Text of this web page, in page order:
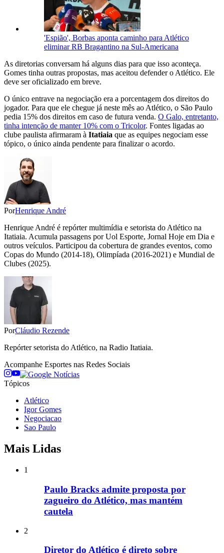
'Espião', Borbas aponta caminho para Atlético
eliminar RB Bragantino na Sul-Americana
As diretorias conversam há alguns dias para que isso aconteça.
Gomes tinha outras propostas, mas aceitou defender o Atlético. Ele
deve ser oficializado em breve.
O único entrave na negociação era a porcentagem dos direitos do
jogador. Para que ele chegue já neste mês ao Atlético, o São Paulo
pedia 15% dos direitos em caso de futura venda. O Galo, entretanto,
tinha intenção de manter 10% com o Tricolor. Fontes ligadas ao
clube paulista afirmaram à Itatiaia que as equipes negociam esse
tópico, o único ainda pendente para finalizar o acordo.
PorHenrique André
Henrique André é repórter multimídia e setorista do Atlético na
Itatiaia. Acumula passagens por Uol Esporte, Jornal Hoje em Dia e
outros veículos. Participou da cobertura de grandes eventos, como
Copas do Mundo (2014-18), Olimpíada (2016-2021) e Mundial de
Clubes (2025).
PorCláudio Rezende
Repórter setorista do Atlético, na Radio Itatiaia.
Acompanhe Esportes nas Redes Sociais
Tópicos
Atlético
Igor Gomes
Negociacao
Sao Paulo
Mais Lidas
1
Paulo Bracks admite proposta por
zagueiro do Atlético, mas mantém
cautela
2
Diretor do Atlético é direto sobre